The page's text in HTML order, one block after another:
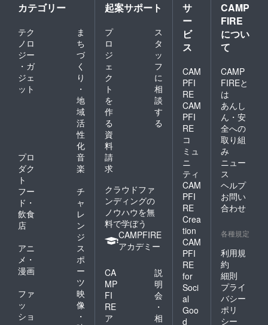
カテゴリー
テク
ノロ
ジー
・ガ
ジェ
ット
ま
ち
づ
く
り
・
地
域
活
性
化
プロ
ダク
ト
音
楽
フー
ド・
飲食
店
チ
ャ
レ
ン
ジ
アニ
メ・
漫画
ス
ポ
ー
ツ
ファ
ッ
ショ
映
像
・
起案サポート
プ
ロ
ジ
ェ
ク
ト
を
作
る
ス
タ
ッ
フ
に
相
談
す
る
資
料
請
求
クラウドファ
ンディングの
ノウハウを無
料で学ぼう
CAMPFIRE
アカデミー
CA
MP
FI
RE
ア
説
明
会
・
相
サ
ー
ビ
ス
CAM
PFI
RE
CAM
PFI
RE
コ
ミュ
ニ
ティ
CAM
PFI
RE
Crea
tion
CAM
PFI
RE
for
Soci
al
Goo
d
CAMP
FIRE
につい
て
CAMP
FIREと
は
あんし
ん・安
全への
取り組
み
ニュー
ス
ヘルプ
お問い
合わせ
各種規定
利用規
約
細則
プライ
バシー
ポリ
シー